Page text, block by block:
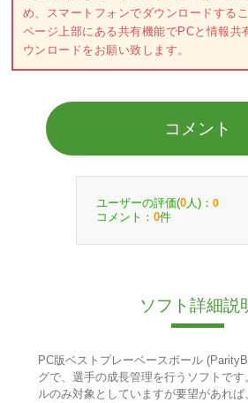
め、スマートフォンでダウンロードする
ページ上部にある共有機能でPCと情報共
ウンロードをお願い致します。
コメント
ユーザーの評価(0 人)： 0
コメント： 0件
ソフト詳細説
PC版ベストプレーベースボール
グで、選手の成長管理を行うソフトで
ルのみ対象としていますが要望があれば